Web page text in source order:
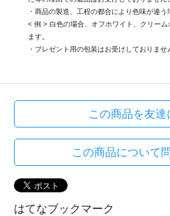
・商品の製造、工程の都合により色味が違う
< 例 > 白色の場合、オフホワイト、クリー
ます。
・プレゼント用の包装はお受けしておりませ
この商品を友達
この商品について
はてなブックマーク